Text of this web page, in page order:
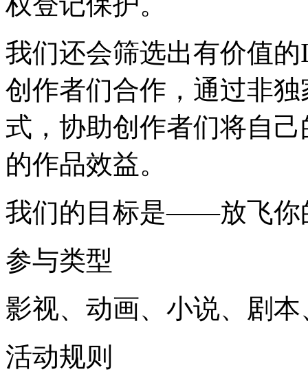
我们还会筛选出有价值
创作者们合作，通过非
式，协助创作者们将自
的作品效益。
我们的目标是——放飞你
参与类型
影视、动画、小说、剧
活动规则